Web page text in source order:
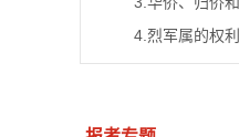
4.烈军属的权利